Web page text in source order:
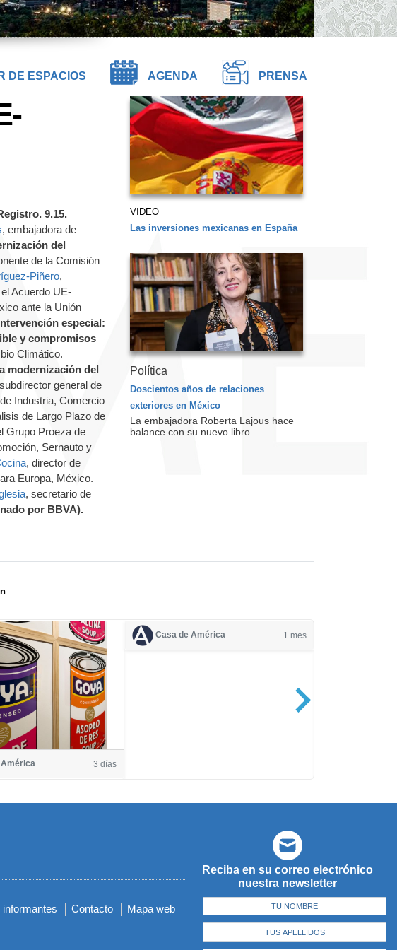
DE ESPACIOS AGENDA PRENSA
9.15.
, embajadora de
del
de la Comisión
Piñero,
Acuerdo UE-
ante la Unión
especial:
y compromisos
Climático.
modernización del
general de
Industria, Comercio
de Largo Plazo de
Grupo Proeza de
Sernauto y
, director de
Europa, México.
, secretario de
por BBVA).
VIDEO
Las inversiones mexicanas en España
Política
Doscientos años de relaciones
exteriores en México
La embajadora Roberta Lajous hace
balance con su nuevo libro
3 días
Casa de América 1 mes
Reciba en su correo electrónico
nuestra newsletter
informantes Contacto Mapa web